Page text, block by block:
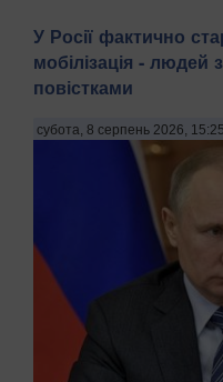
У Росії фактично
мобілізація -
повістками
субота, 8 серпень 2026, 15:25